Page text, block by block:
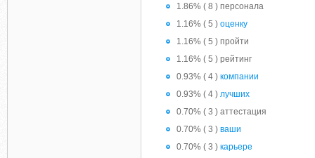
1.86% ( 8 ) персонала
1.16% ( 5 ) оценку
1.16% ( 5 ) пройти
1.16% ( 5 ) рейтинг
0.93% ( 4 ) компании
0.93% ( 4 ) лучших
0.70% ( 3 ) аттестация
0.70% ( 3 ) ваши
0.70% ( 3 ) карьере